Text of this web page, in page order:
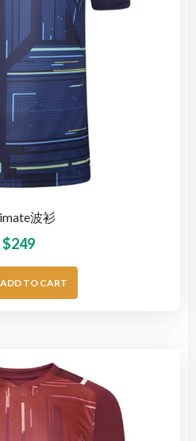
波衫
$249
ADD TO CART